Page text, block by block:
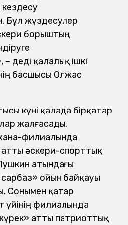
Бұл жүздесулер
борыштың
деді қалалық ішкі
басшысы Олжас
күні қалада бірқатар
жалғасады.
филиалында
әскери-спорттық
атындағы
ойын байқауы
Сонымен қатар
филиалында
атты патриоттық